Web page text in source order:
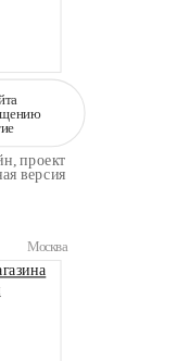
проект
версия
Москва